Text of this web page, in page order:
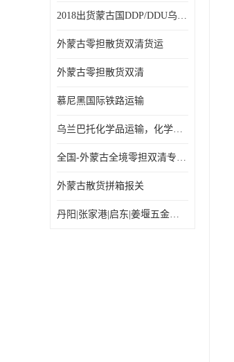
2018出货蒙古国DDP/DDU乌兰巴托双清国际物流专线
外蒙古零担散货双清货运
外蒙古零担散货双清
慕尼黑国际铁路运输
乌兰巴托化学品运输，化学品怎么运到乌兰巴托
全国-外蒙古全境零担双清专线/外蒙古DDP双清
外蒙古散货拼箱报关
丹阳|张家港|启东|姜堰五金机电工具出口乌兰巴托怎么运输较划算